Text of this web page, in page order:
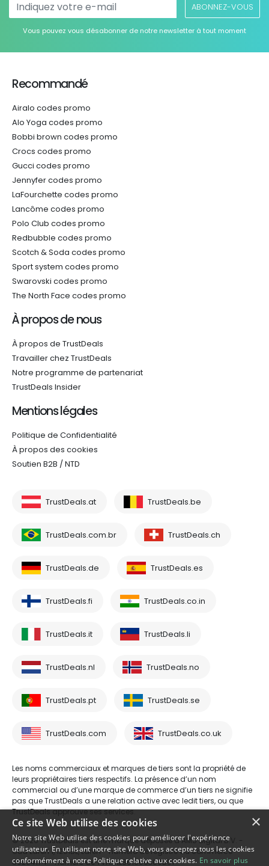
ABONNEZ-VOUS
Vous pouvez vous désabonner de notre newsletter à tout moment
Recommandé
Airalo codes promo
Alo Yoga codes promo
Bobbi brown codes promo
Crocs codes promo
Gucci codes promo
Jennyfer codes promo
LaFourchette codes promo
Lancôme codes promo
Polo Club codes promo
Redbubble codes promo
Scotch & Soda codes promo
Sport system codes promo
Swarovski codes promo
The North Face codes promo
À propos de nous
À propos de TrustDeals
Travailler chez TrustDeals
Notre programme de partenariat
TrustDeals Insider
Mentions légales
Politique de Confidentialité
À propos des cookies
Soutien B2B / NTD
TrustDeals.at TrustDeals.be
TrustDeals.com.br TrustDeals.ch
TrustDeals.de TrustDeals.es
TrustDeals.fi TrustDeals.co.in
TrustDeals.it TrustDeals.li
TrustDeals.nl TrustDeals.no
TrustDeals.pt TrustDeals.se
TrustDeals.com TrustDeals.co.uk
Les noms commerciaux et marques de tiers sont la propriété de
leurs propriétaires tiers respectifs. La présence d’un nom
commercial ou d’une marque de commerce d’un tiers ne signifie
pas que TrustDeals a une relation active avec ledit tiers, ou que
TrustDeals approuve ses services.
© 2026 TrustDeals est une marque déposée d’AMS Digital B.V. -
Oud Laren 1, 1251BL, Laren - numéro de registre du commerce
80264174 - numéro de TVA: NL861609360B01
×
Ce site Web utilise des cookies
Notre site Web utilise des cookies pour améliorer l'expérience
utilisateur. En utilisant notre site Web, vous acceptez tous les cookies
conformément à notre Politique relative aux cookies. En savoir plus